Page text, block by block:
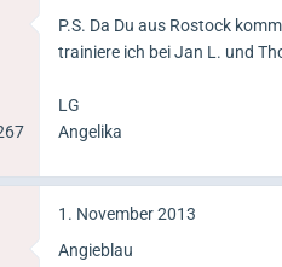
P.S. Da Du aus Rostock
trainiere ich bei Jan L. und
LG
Angelika
1. November 2013
Angieblau